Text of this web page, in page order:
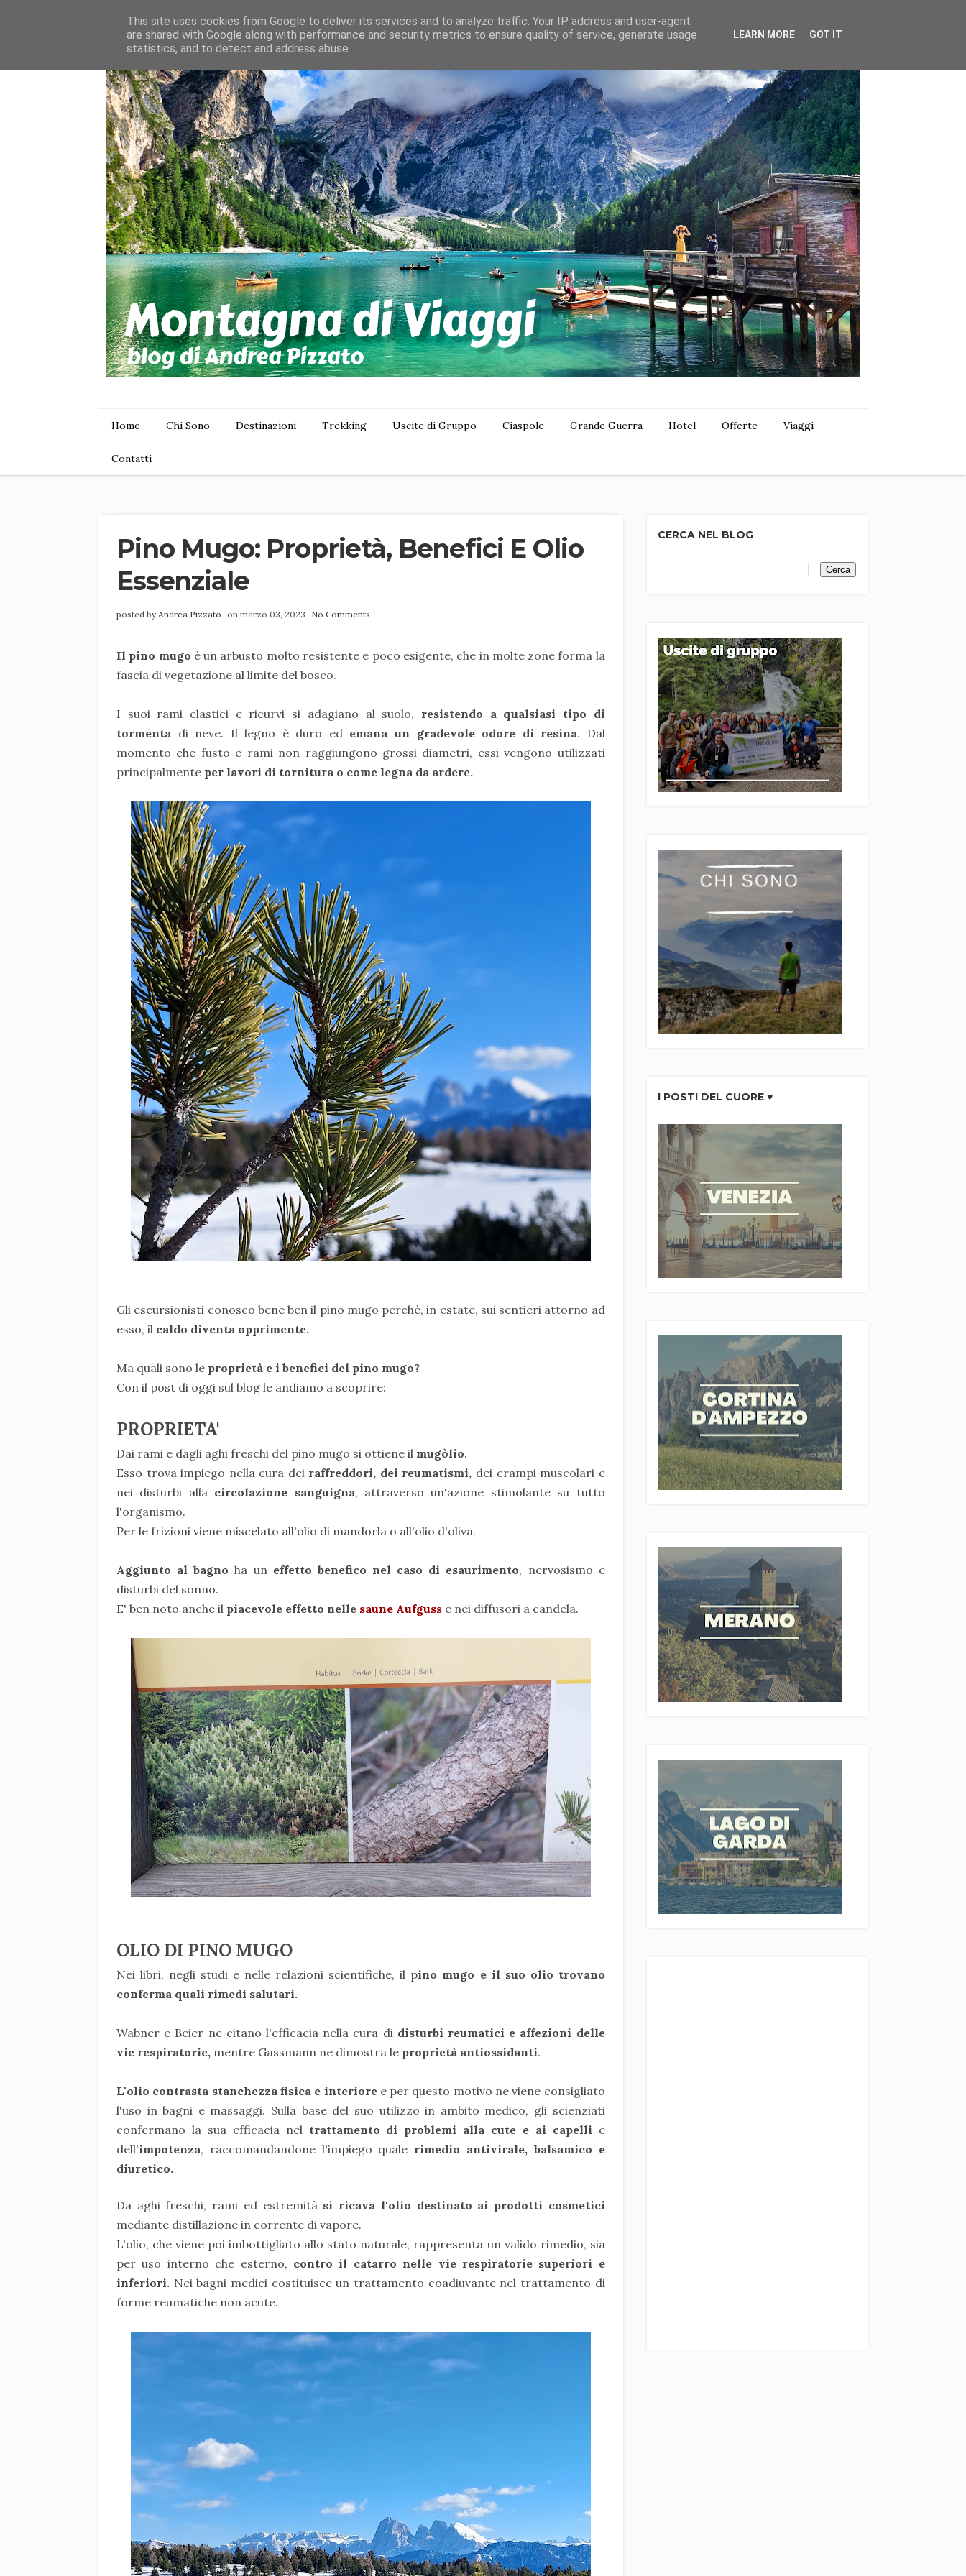
Home Chi Sono Destinazioni Trekking Uscite di Gruppo Ciaspole Grande Guerra Hotel Offerte Viaggi
Contatti
Pino Mugo: Proprietà, Benefici E Olio
Essenziale
posted byAndrea Pizzato on marzo 03, 2023 No Comments
Il pino mugo è un arbusto molto resistente e poco esigente, che in molte zone forma la
fascia di vegetazione al limite del bosco.
I suoi rami elastici e ricurvi si adagiano al suolo, resistendo a qualsiasi tipo di
tormenta di neve. Il legno è duro ed emana un gradevole odore di resina. Dal
momento che fusto e rami non raggiungono grossi diametri, essi vengono utilizzati
principalmente per lavori di tornitura o come legna da ardere.
Gli escursionisti conosco bene ben il pino mugo perchè, in estate, sui sentieri attorno ad
esso, il caldo diventa opprimente.
Ma quali sono le proprietà e i benefici del pino mugo?
Con il post di oggi sul blog le andiamo a scoprire:
PROPRIETA'
Dai rami e dagli aghi freschi del pino mugo si ottiene il mugòlio.
Esso trova impiego nella cura deiraffreddori, dei reumatismi, dei crampi muscolari e
nei disturbi allacircolazione sanguigna, attraverso un'azione stimolante su tutto
l'organismo.
Per le frizioni viene miscelato all'olio di mandorla o all'olio d'oliva.
Aggiunto al bagno ha un effetto benefico nel caso di esaurimento, nervosismo e
disturbi del sonno.
E' ben noto anche il piacevole effetto nelle saune Aufguss e nei diffusori a candela.
OLIO DI PINO MUGO
Nei libri, negli studi e nelle relazioni scientifiche, il pino mugo e il suo olio trovano
conferma quali rimedi salutari.
Wabner e Beier ne citano l'efficacia nella cura di disturbi reumatici e affezioni delle
vie respiratorie, mentre Gassmann ne dimostra le proprietà antiossidanti.
L'olio contrasta stanchezza fisica e interiore e per questo motivo ne viene consigliato
l'uso in bagni e massaggi. Sulla base del suo utilizzo in ambito medico, gli scienziati
confermano la sua efficacia neltrattamento di problemi alla cute e ai capelli e
dell'impotenza, raccomandandone l'impiego quale rimedio antivirale, balsamico e
diuretico.
Da aghi freschi, rami ed estremità si ricava l'olio destinato ai prodotti cosmetici
mediante distillazione in corrente di vapore.
L'olio, che viene poi imbottigliato allo stato naturale, rappresenta un valido rimedio, sia
per uso interno che esterno, contro il catarro nelle vie respiratorie superiori e
inferiori. Nei bagni medici costituisce un trattamento coadiuvante nel trattamento di
forme reumatiche non acute.
CERCA NEL BLOG
I POSTI DEL CUORE ♥
This site uses cookies from Google to deliver its services and to analyze traffic. Your IP address and user-agent
are shared with Google along with performance and security metrics to ensure quality of service, generate usage
statistics, and to detect and address abuse.
LEARN MORE GOT IT